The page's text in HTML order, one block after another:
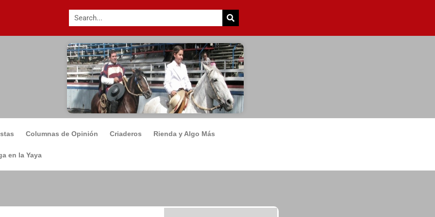
Search
Columnas de Opinión Criaderos Rienda y Algo Más
en la Yaya